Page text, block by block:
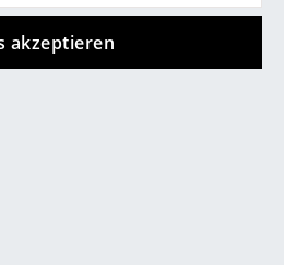
akzeptieren